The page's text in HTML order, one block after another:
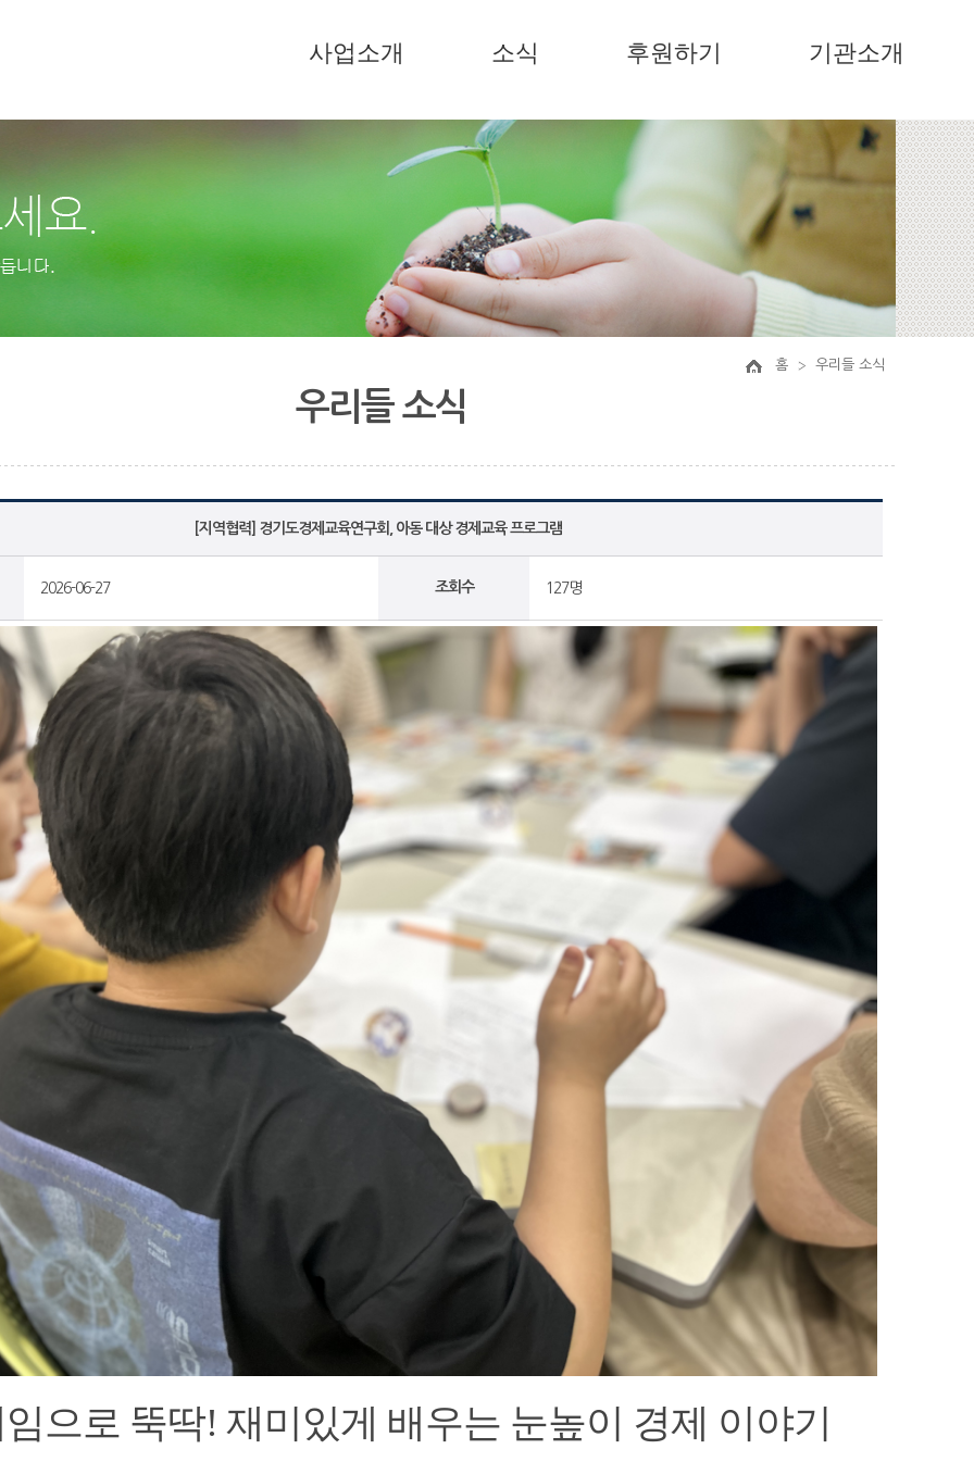
사업소개 소식 후원하기 기관소개
홈 우리들 소식
우리들 소식
[지역협력] 경기도경제교육연구회, 아동 대상 경제교육 프로그램
2026-06-27 조회수 127명
으로 뚝딱! 재미있게 배우는 눈높이 경제 이야기